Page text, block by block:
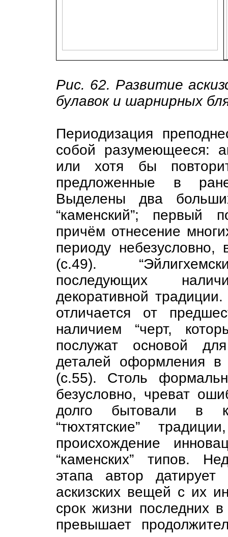
Рис. 62. Развитие
булавок и шарнирных
Периодизация
собой разумеющееся:
или хотя бы
предложенные в
Выделены два
“каменский”; первый
причём отнесение
периоду
(с.49).
последующих
декоративной
отличается от
наличием “черт,
послужат основой
деталей оформления в
(с.55). Столь
безусловно, чреват
долго бытовали в
“тюхтятские”
происхождение
“каменских” типов.
этапа автор датирует
аскизских вещей с их
срок жизни последних в
превышает